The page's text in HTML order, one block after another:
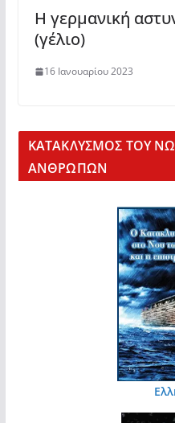
Η γερμανική
(γέλιο)
16 Ιανουαρίου 2023
KΑΤΑΚΛΥΣΜΟΣ ΤΟΥ
ΑΝΘΡΩΠΩΝ